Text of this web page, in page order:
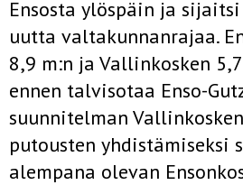
Ensosta ylöspäin ja
uutta valtakunnanrajaa.
8,9 m:n ja Vallinkosken
ennen talvisotaa Enso-
suunnitelman
putousten yhdistämi­seksi
alempana olevan